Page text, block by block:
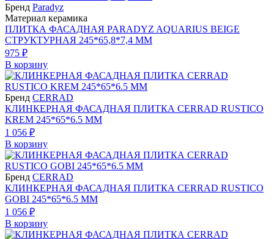
Бренд Paradyz
Материал керамика
ПЛИТКА ФАСАДНАЯ PARADYZ AQUARIUS BEIGE
СТРУКТУРНАЯ 245*65,8*7,4 ММ
975 ₽
В корзину
Бренд CERRAD
КЛИНКЕРНАЯ ФАСАДНАЯ ПЛИТКА CERRAD RUSTICO
KREM 245*65*6.5 ММ
1 056 ₽
В корзину
Бренд CERRAD
КЛИНКЕРНАЯ ФАСАДНАЯ ПЛИТКА CERRAD RUSTICO
GOBI 245*65*6.5 ММ
1 056 ₽
В корзину